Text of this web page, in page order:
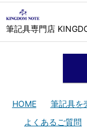
筆記具専門店
HOME 筆記具を
よくあるご質問